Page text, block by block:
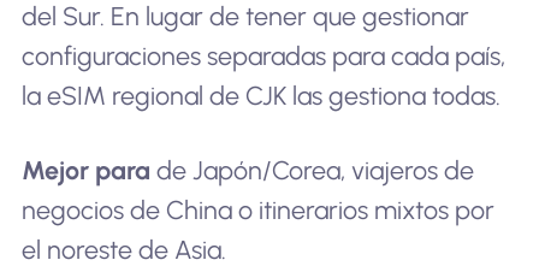
del Sur. En lugar de tener que gestionar
configuraciones separadas para cada país,
la eSIM regional de CJK las gestiona todas.
Mejor para de Japón/Corea, viajeros de
negocios de China o itinerarios mixtos por
el noreste de Asia.